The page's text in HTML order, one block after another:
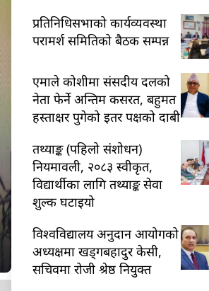
प्रतिनिधिसभाको कार्यव्यवस्था
परामर्श समितिको बैठक सम्पन्न
एमाले कोशीमा संसदीय दलको
नेता फेर्ने अन्तिम कसरत, बहुमत
हस्ताक्षर पुगेको इतर पक्षको दाबी
तथ्याङ्क (पहिलो संशोधन)
नियमावली, २०८३ स्वीकृत,
विद्यार्थीका लागि तथ्याङ्क सेवा
शुल्क घटाइयो
विश्वविद्यालय अनुदान आयोगको
अध्यक्षमा खड्गबहादुर केसी,
सचिवमा रोजी श्रेष्ठ नियुक्त